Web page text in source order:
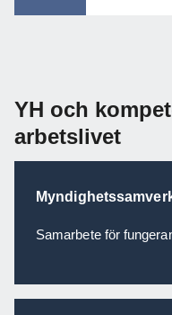
YH och
arbetslivet
Samarbete för